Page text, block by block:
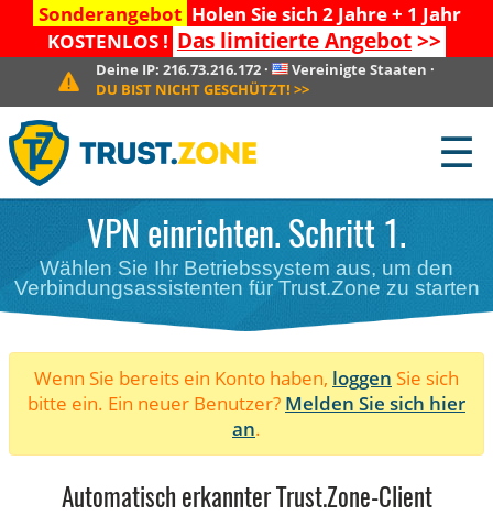
Sonderangebot Holen Sie sich 2 Jahre + 1 Jahr
KOSTENLOS ! Das limitierte Angebot>>
Deine IP: 216.73.216.172· Vereinigte Staaten ·
DU BIST NICHT GESCHÜTZT! >>
☰
VPN einrichten. Schritt 1.
Wählen Sie Ihr Betriebssystem aus, um den
Verbindungsassistenten für Trust.Zone zu starten
Wenn Sie bereits ein Konto haben, loggen Sie sich
bitte ein. Ein neuer Benutzer? Melden Sie sich hier
an.
Automatisch erkannter Trust.Zone-Client